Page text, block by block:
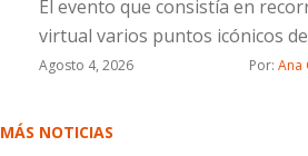
El evento que consistía en
virtual varios puntos icónicos
Agosto 4, 2026 Por: Ana
MÁS NOTICIAS